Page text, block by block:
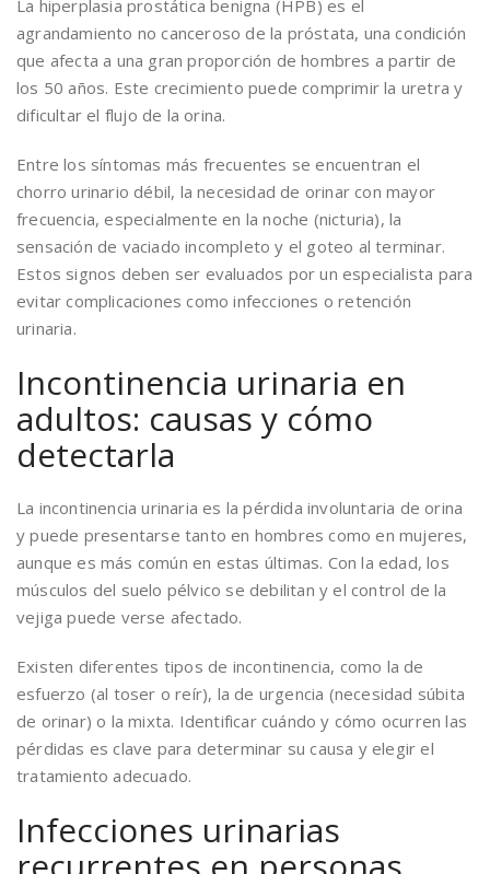
La hiperplasia prostática benigna (HPB) es el
agrandamiento no canceroso de la próstata, una condición
que afecta a una gran proporción de hombres a partir de
los 50 años. Este crecimiento puede comprimir la uretra y
dificultar el flujo de la orina.
Entre los síntomas más frecuentes se encuentran el
chorro urinario débil, la necesidad de orinar con mayor
frecuencia, especialmente en la noche (nicturia), la
sensación de vaciado incompleto y el goteo al terminar.
Estos signos deben ser evaluados por un especialista para
evitar complicaciones como infecciones o retención
urinaria.
Incontinencia urinaria en
adultos: causas y cómo
detectarla
La incontinencia urinaria es la pérdida involuntaria de orina
y puede presentarse tanto en hombres como en mujeres,
aunque es más común en estas últimas. Con la edad, los
músculos del suelo pélvico se debilitan y el control de la
vejiga puede verse afectado.
Existen diferentes tipos de incontinencia, como la de
esfuerzo (al toser o reír), la de urgencia (necesidad súbita
de orinar) o la mixta. Identificar cuándo y cómo ocurren las
pérdidas es clave para determinar su causa y elegir el
tratamiento adecuado.
Infecciones urinarias